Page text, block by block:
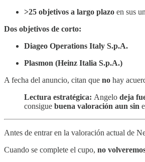
>25 objetivos a largo plazo en sus
Dos objetivos de corto:
Diageo Operations Italy S.p.A.
Plasmon (Heinz Italia S.p.A.)
A fecha del anuncio, citan que no hay
Lectura estratégica: Angelo deja
consigue buena valoración aun sin
Antes de entrar en la valoración actual de
Cuando se complete el cupo, no